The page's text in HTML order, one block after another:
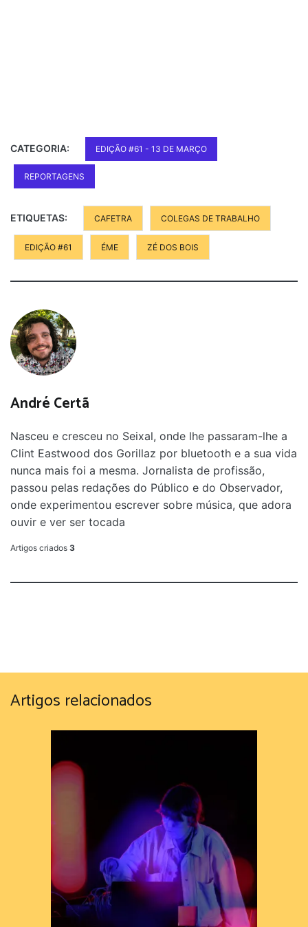
CATEGORIA: EDIÇÃO #61 - 13 DE MARÇO
REPORTAGENS
ETIQUETAS: CAFETRA COLEGAS DE TRABALHO
EDIÇÃO #61 ÉME ZÉ DOS BOIS
André Certã
Nasceu e cresceu no Seixal, onde lhe passaram-lhe a
Clint Eastwood dos Gorillaz por bluetooth e a sua vida
nunca mais foi a mesma. Jornalista de profissão,
passou pelas redações do Público e do Observador,
onde experimentou escrever sobre música, que adora
ouvir e ver ser tocada
Artigos criados 3
Artigos relacionados